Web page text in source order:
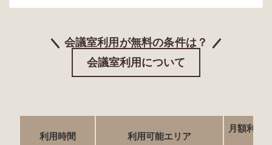
会議室利用が無料の条件は？
会議室利用について
利用時間 利用可能エリア
月額利用